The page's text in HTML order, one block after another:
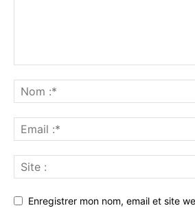
Enregistrer mon nom, email et site